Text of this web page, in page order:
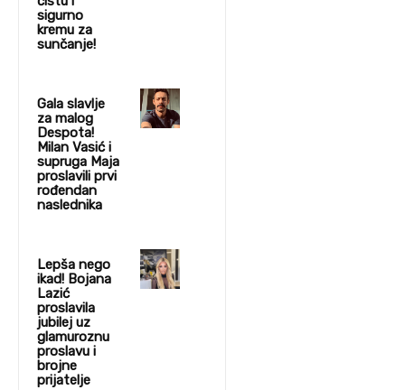
sigurno
kremu za
sunčanje!
Gala slavlje
za malog
Despota!
Milan Vasić i
supruga Maja
proslavili prvi
rođendan
naslednika
Lepša nego
ikad! Bojana
Lazić
proslavila
jubilej uz
glamuroznu
proslavu i
brojne
prijatelje